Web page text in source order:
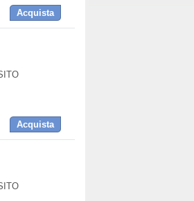
Acquista
Acquista